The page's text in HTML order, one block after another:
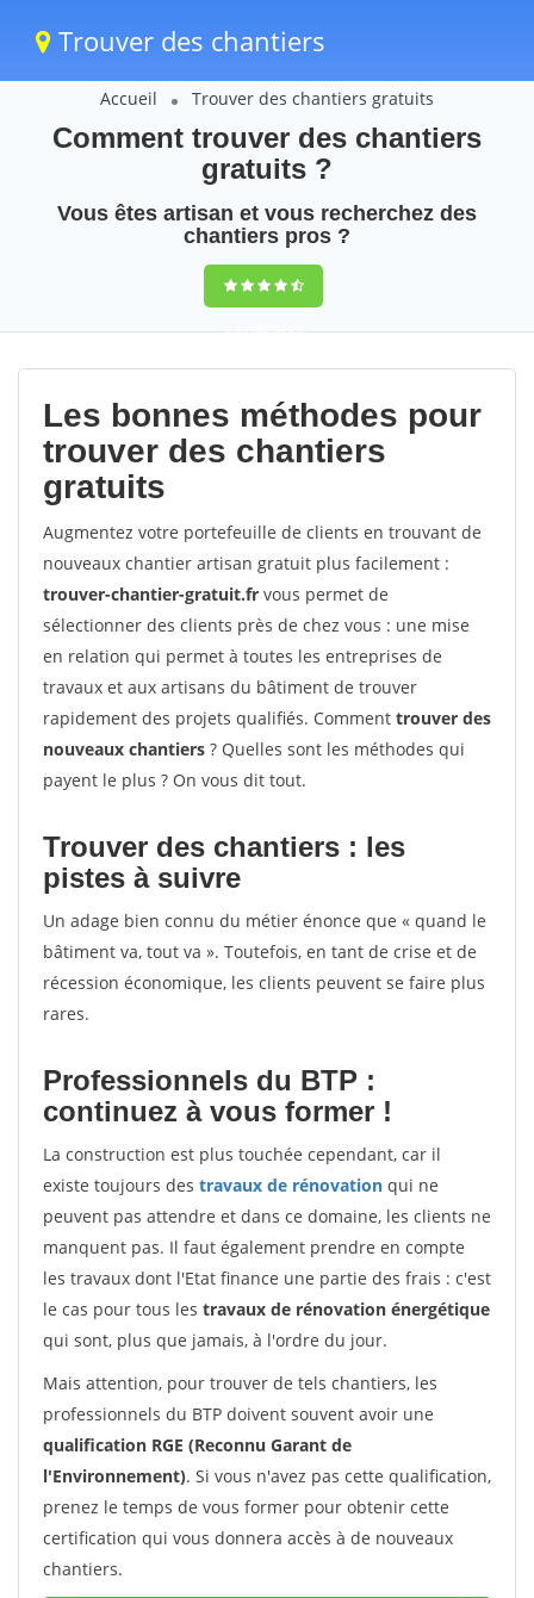
Trouver des chantiers
Accueil Trouver des chantiers gratuits
Comment trouver des chantiers
gratuits ?
Vous êtes artisan et vous recherchez des
chantiers pros ?
9,5(100%)25
votes
Les bonnes méthodes pour
trouver des chantiers
gratuits
Augmentez votre portefeuille de clients en trouvant de
nouveaux chantier artisan gratuit plus facilement :
trouver-chantier-gratuit.fr vous permet de
sélectionner des clients près de chez vous : une mise
en relation qui permet à toutes les entreprises de
travaux et aux artisans du bâtiment de trouver
rapidement des projets qualifiés. Comment trouver des
nouveaux chantiers ? Quelles sont les méthodes qui
payent le plus ? On vous dit tout.
Trouver des chantiers : les
pistes à suivre
Un adage bien connu du métier énonce que « quand le
bâtiment va, tout va ». Toutefois, en tant de crise et de
récession économique, les clients peuvent se faire plus
rares.
Professionnels du BTP :
continuez à vous former !
La construction est plus touchée cependant, car il
existe toujours des travaux de rénovation qui ne
peuvent pas attendre et dans ce domaine, les clients ne
manquent pas. Il faut également prendre en compte
les travaux dont l'Etat finance une partie des frais : c'est
le cas pour tous les travaux de rénovation énergétique
qui sont, plus que jamais, à l'ordre du jour.
Mais attention, pour trouver de tels chantiers, les
professionnels du BTP doivent souvent avoir une
qualification RGE (Reconnu Garant de
l'Environnement). Si vous n'avez pas cette qualification,
prenez le temps de vous former pour obtenir cette
certification qui vous donnera accès à de nouveaux
chantiers.